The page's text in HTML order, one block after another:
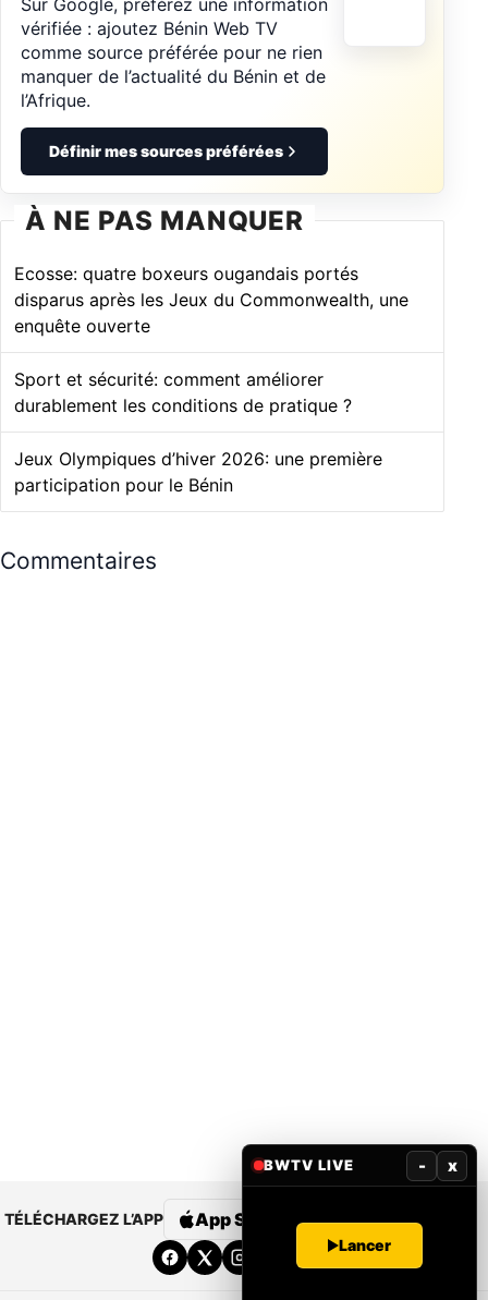
vérifiée : ajoutez Bénin Web TV
comme source préférée pour ne rien
manquer de l’actualité du Bénin et de
l’Afrique.
Définir mes sources préférées
À NE PAS MANQUER
Ecosse: quatre boxeurs ougandais portés
disparus après les Jeux du Commonwealth, une
enquête ouverte
Sport et sécurité: comment améliorer
durablement les conditions de pratique ?
Jeux Olympiques d’hiver 2026: une première
participation pour le Bénin
Commentaires
TÉLÉCHARGEZ L’APP App Store Google Play
BWTV LIVE - x
Lancer